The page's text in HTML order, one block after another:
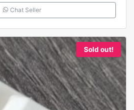
Chat Seller
Sold out!